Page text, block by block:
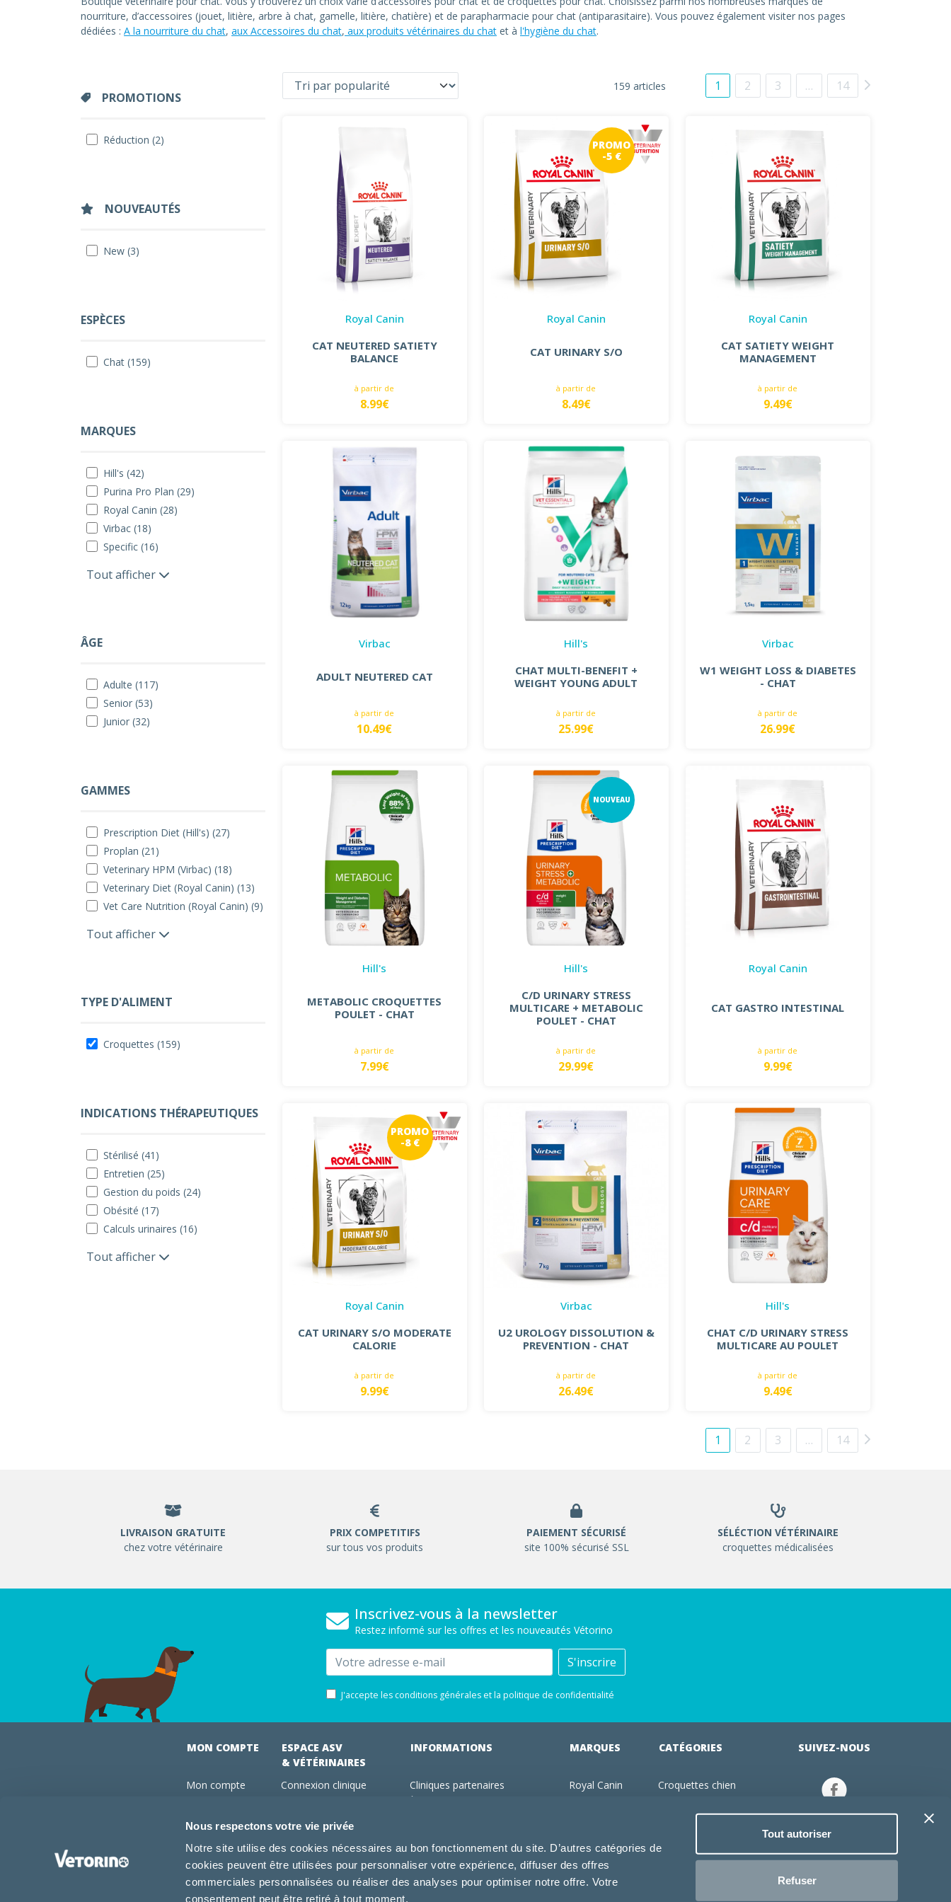
Nous respectons votre vie privée
Notre site utilise des cookies nécessaires au bon fonctionnement du site. D’autres catégories de
cookies peuvent être utilisées pour personnaliser votre expérience, diffuser des offres
commerciales personnalisées ou réaliser des analyses pour optimiser notre offre. Votre
consentement peut être retiré à tout moment.
Tout autoriser
Refuser
nourriture, d’accessoires (jouet, litière, arbre à chat, gamelle, litière, chatière) et de parapharmacie pour chat (antiparasitaire). Vous pouvez également visiter nos pages
dédiées : A la nourriture du chat, aux Accessoires du chat, aux produits vétérinaires du chat et à l'hygiène du chat.
PROMOTIONS
Réduction (2)
NOUVEAUTÉS
New (3)
ESPÈCES
Chat (159)
MARQUES
Hill's (42)
Purina Pro Plan (29)
Royal Canin (28)
Virbac (18)
Specific (16)
Tout afficher
ÂGE
Adulte (117)
Senior (53)
Junior (32)
GAMMES
Prescription Diet (Hill's) (27)
Proplan (21)
Veterinary HPM (Virbac) (18)
Veterinary Diet (Royal Canin) (13)
Vet Care Nutrition (Royal Canin) (9)
Tout afficher
TYPE D'ALIMENT
Croquettes (159)
INDICATIONS THÉRAPEUTIQUES
Stérilisé (41)
Entretien (25)
Gestion du poids (24)
Obésité (17)
Calculs urinaires (16)
Tout afficher
159 articles 1 2 3 … 14
Royal Canin
CAT NEUTERED SATIETY
BALANCE
à partir de
8.99€
PROMO
-5 €
Royal Canin
CAT URINARY S/O
à partir de
8.49€
Royal Canin
CAT SATIETY WEIGHT
MANAGEMENT
à partir de
9.49€
Virbac
ADULT NEUTERED CAT
à partir de
10.49€
Hill's
CHAT MULTI-BENEFIT +
WEIGHT YOUNG ADULT
à partir de
25.99€
Virbac
W1 WEIGHT LOSS & DIABETES
- CHAT
à partir de
26.99€
Hill's
METABOLIC CROQUETTES
POULET - CHAT
à partir de
7.99€
NOUVEAU
Hill's
C/D URINARY STRESS
MULTICARE + METABOLIC
POULET - CHAT
à partir de
29.99€
Royal Canin
CAT GASTRO INTESTINAL
à partir de
9.99€
PROMO
-8 €
Royal Canin
CAT URINARY S/O MODERATE
CALORIE
à partir de
9.99€
Virbac
U2 UROLOGY DISSOLUTION &
PREVENTION - CHAT
à partir de
26.49€
Hill's
CHAT C/D URINARY STRESS
MULTICARE AU POULET
à partir de
9.49€
1 2 3 … 14
LIVRAISON GRATUITE
chez votre vétérinaire
PRIX COMPETITIFS
sur tous vos produits
PAIEMENT SÉCURISÉ
site 100% sécurisé SSL
SÉLÉCTION VÉTÉRINAIRE
croquettes médicalisées
Inscrivez-vous à la newsletter
Restez informé sur les offres et les nouveautés Vétorino
Email S'inscrire
J'accepte les conditions générales et la politique de confidentialité
MON COMPTE
Mon compte
Conseils vétos
FAQ
ESPACE ASV
& VÉTÉRINAIRES
Connexion clinique
Devenir adhérent Vétorino
INFORMATIONS
Cliniques partenaires
Utilisation des cookies
Conditions générales d'utilisation
MARQUES
Royal Canin
Specific
Dechra
Tonivet
CATÉGORIES
Croquettes chien
Jouets chien
Produits vétérinaire chien
SUIVEZ-NOUS